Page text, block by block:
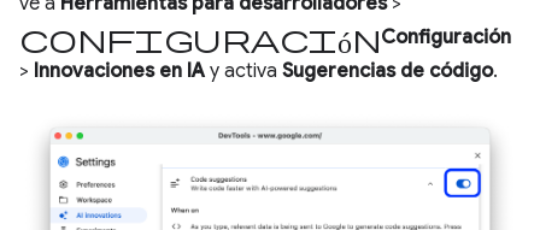
configuraciónConfiguración
> Innovaciones en IA y activa Sugerencias de código.